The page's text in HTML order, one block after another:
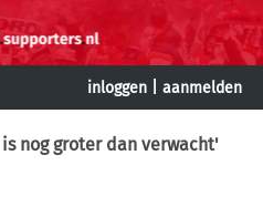
inloggen aanmelden
nog groter dan verwacht'